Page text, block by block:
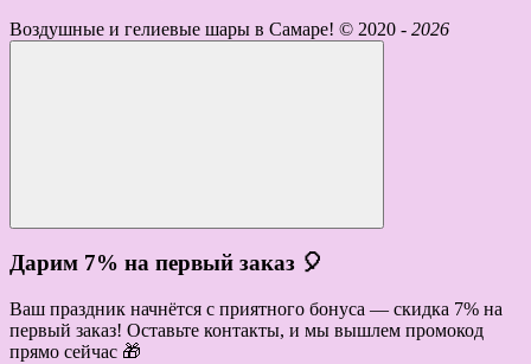
Воздушные и гелиевые шары в Самаре! © 2020 - 2026
Дарим 7% на первый заказ 🎈
Ваш праздник начнётся с приятного бонуса — скидка 7% на
первый заказ! Оставьте контакты, и мы вышлем промокод
прямо сейчас 🎁